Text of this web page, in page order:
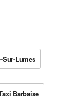
Sur-Lumes
Barbaise